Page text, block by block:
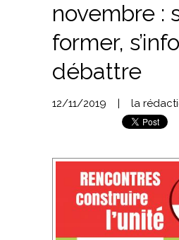
novembre :
former,
débattre
12/11/2019 | la